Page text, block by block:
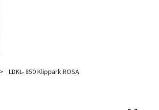
LDKL- 850 Klippark ROSA